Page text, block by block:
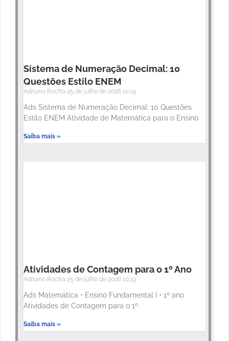
Sistema de Numeração Decimal: 10
Questões Estilo ENEM
Adriano Rocha 25 de julho de 2026 11:09
Ads Sistema de Numeração Decimal: 10 Questões
Estilo ENEM Atividade de Matemática para o Ensino
Saiba mais »
Atividades de Contagem para o 1º Ano
Adriano Rocha 25 de julho de 2026 10:19
Ads Matemática • Ensino Fundamental I • 1º ano
Atividades de Contagem para o 1º
Saiba mais »